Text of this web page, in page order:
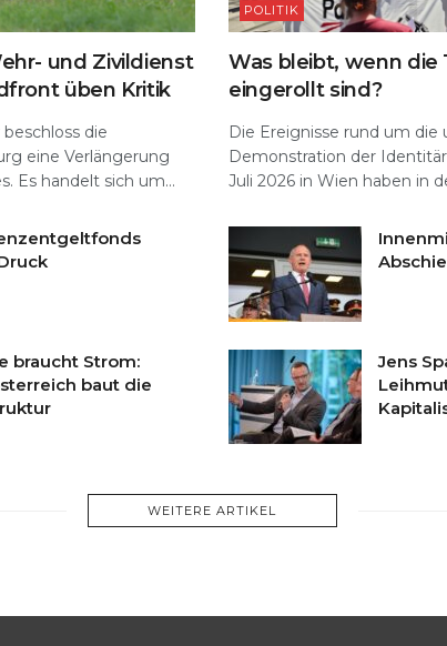
und Zivildienst
üben Kritik
die
eine Verlängerung
Es handelt sich um...
POLITIK
Was bleibt, wenn die
eingerollt sind?
Die Ereignisse rund um die
Demonstration der
Juli 2026 in Wien haben in
braucht Strom:
baut die
Jens
WEITERE ARTIKEL